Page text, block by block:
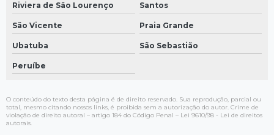
Riviera de São Lourenço Santos
São Vicente Praia Grande
Ubatuba São Sebastião
Peruíbe
O conteúdo do texto desta página é de direito reservado. Sua reprodução, parcial ou
total, mesmo citando nossos links, é proibida sem a autorização do autor. Crime de
violação de direito autoral – artigo 184 do Código Penal – Lei 9610/98 - Lei de direitos
autorais.